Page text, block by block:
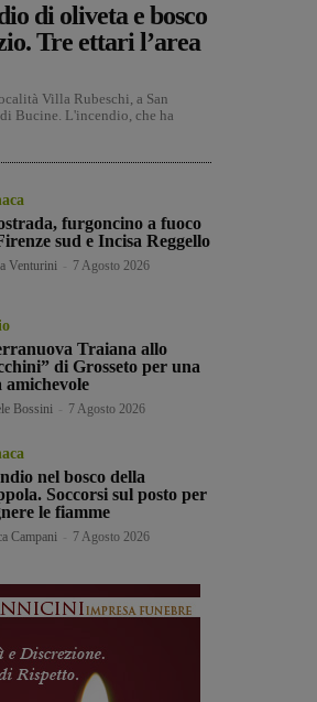
di oliveta e bosco
Tre ettari l’area
Villa Rubeschi, a San
Bucine. L'incendio, che ha
furgoncino a fuoco
sud e Incisa Reggello
Venturini 7 Agosto 2026
Traiana allo
di Grosseto per una
amichevole
Bossini 7 Agosto 2026
nel bosco della
Soccorsi sul posto per
le fiamme
Campani 7 Agosto 2026